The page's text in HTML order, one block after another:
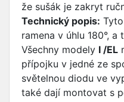
že sušák je zakryt
Technický popis:
ramena v úhlu 180°,
Všechny modely I /EL
přípojku v jedné ze
světelnou diodu ve
také dají montovat s